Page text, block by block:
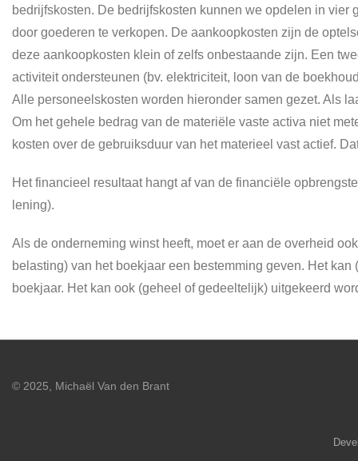
bedrijfskosten. De bedrijfskosten kunnen we opdelen in
door goederen te verkopen. De aankoopkosten zijn de
deze aankoopkosten klein of zelfs onbestaande zijn. Een
activiteit ondersteunen (bv. elektriciteit, loon van de
Alle personeelskosten worden hieronder samen gezet. Als
Om het gehele bedrag van de materiële vaste activa niet
kosten over de gebruiksduur van het materieel vast actief.
Het financieel resultaat hangt af van de financiële
lening).
Als de onderneming winst heeft, moet er aan de overheid
belasting) van het boekjaar een bestemming geven. Het
boekjaar. Het kan ook (geheel of gedeeltelijk) uitgekeerd
© 2025, Michaël Van den Brant